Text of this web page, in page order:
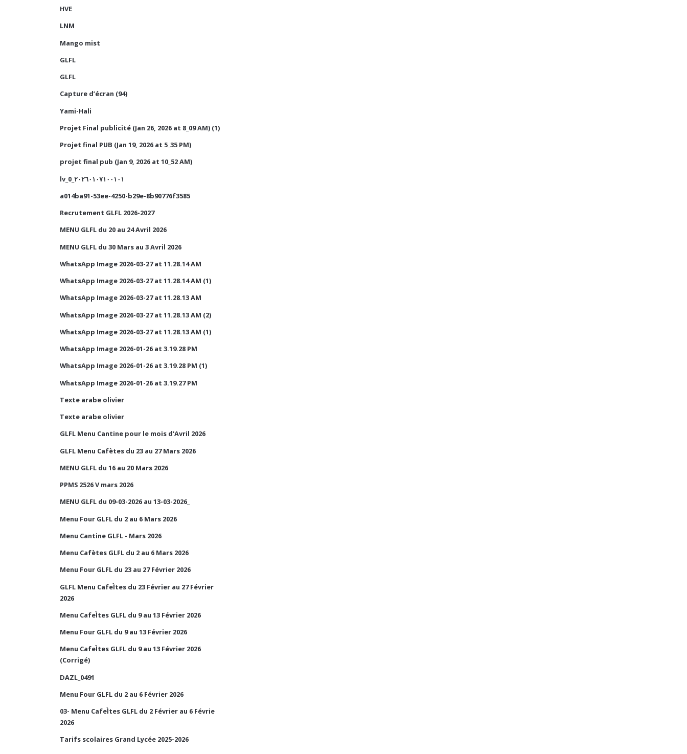
HVE
LNM
Mango mist
GLFL
GLFL
Capture d’écran (94)
Yami-Hali
Projet Final publicité (Jan 26, 2026 at 8_09 AM) (1)
Projet final PUB (Jan 19, 2026 at 5_35 PM)
projet final pub (Jan 9, 2026 at 10_52 AM)
lv_0_٢٠٢٦٠١٠٧١٠٠١٠١
a014ba91-53ee-4250-b29e-8b90776f3585
Recrutement GLFL 2026-2027
MENU GLFL du 20 au 24 Avril 2026
MENU GLFL du 30 Mars au 3 Avril 2026
WhatsApp Image 2026-03-27 at 11.28.14 AM
WhatsApp Image 2026-03-27 at 11.28.14 AM (1)
WhatsApp Image 2026-03-27 at 11.28.13 AM
WhatsApp Image 2026-03-27 at 11.28.13 AM (2)
WhatsApp Image 2026-03-27 at 11.28.13 AM (1)
WhatsApp Image 2026-01-26 at 3.19.28 PM
WhatsApp Image 2026-01-26 at 3.19.28 PM (1)
WhatsApp Image 2026-01-26 at 3.19.27 PM
Texte arabe olivier
Texte arabe olivier
GLFL Menu Cantine pour le mois d'Avril 2026
GLFL Menu Cafètes du 23 au 27 Mars 2026
MENU GLFL du 16 au 20 Mars 2026
PPMS 2526 V mars 2026
MENU GLFL du 09-03-2026 au 13-03-2026_
Menu Four GLFL du 2 au 6 Mars 2026
Menu Cantine GLFL - Mars 2026
Menu Cafètes GLFL du 2 au 6 Mars 2026
Menu Four GLFL du 23 au 27 Février 2026
GLFL Menu CafeÌtes du 23 Février au 27 Février
2026
Menu CafeÌtes GLFL du 9 au 13 Février 2026
Menu Four GLFL du 9 au 13 Février 2026
Menu CafeÌtes GLFL du 9 au 13 Février 2026
(Corrigé)
DAZL_0491
Menu Four GLFL du 2 au 6 Février 2026
03- Menu CafeÌtes GLFL du 2 Février au 6 Févrie
2026
Tarifs scolaires Grand Lycée 2025-2026